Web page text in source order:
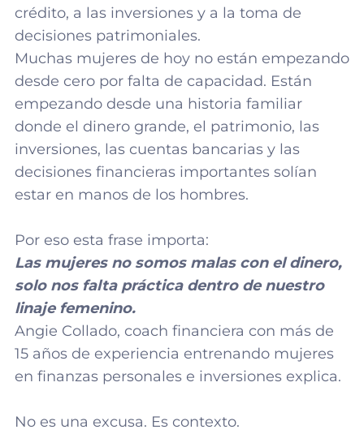
crédito, a las inversiones y a la toma de
decisiones patrimoniales.
Muchas mujeres de hoy no están empezando
desde cero por falta de capacidad. Están
empezando desde una historia familiar
donde el dinero grande, el patrimonio, las
inversiones, las cuentas bancarias y las
decisiones financieras importantes solían
estar en manos de los hombres.
Por eso esta frase importa:
Las mujeres no somos malas con el dinero,
solo nos falta práctica dentro de nuestro
linaje femenino.
Angie Collado, coach financiera con más de
15 años de experiencia entrenando mujeres
en finanzas personales e inversiones explica.
No es una excusa. Es contexto.